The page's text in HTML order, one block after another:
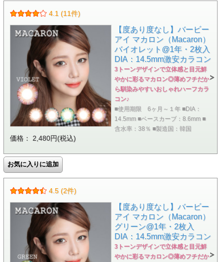
4.1 (11件)
【度あり度なし】バービー
アイ マカロン（Macaron）
バイオレット@1年・2枚入
DIA：14.5mm激安カラコン
3トーンデザインで立体感と目元鮮
やかに彩るマカロン◎薄めフチだか
ら馴染みやすいおしゃれハーフカラ
コン♪
■使用期限 6ヶ月～１年 ■DIA：
14.5mm ■ベースカーブ：8.6mm ■
含水率：38％ ■製造国：韓国
価格： 2,480円(税込)
4.5 (2件)
【度あり度なし】バービー
アイ マカロン（Macaron）
グリーン@1年・2枚入
DIA：14.5mm激安カラコン
3トーンデザインで立体感と目元鮮
やかに彩るマカロン◎薄めフチだか